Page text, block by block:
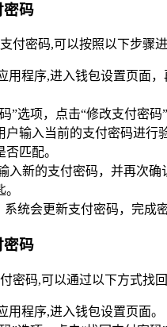
密码
付密码,可以按照以下步骤进
用程序,进入钱包设置页面
”选项，点击“修改支付密码”
户输入当前的支付密码进行
匹配。
入新的支付密码，并再次确
系统会更新支付密码，完成
密码
密码,可以通过以下方式找回
用程序,进入钱包设置页面。